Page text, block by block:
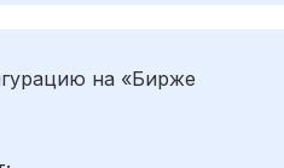
на «Бирже